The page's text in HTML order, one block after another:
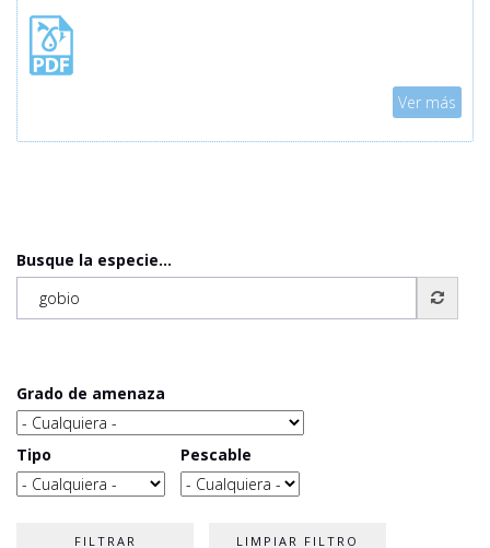
Mostrar
Ver más
Busque la especie...
Grado de amenaza
Tipo Pescable